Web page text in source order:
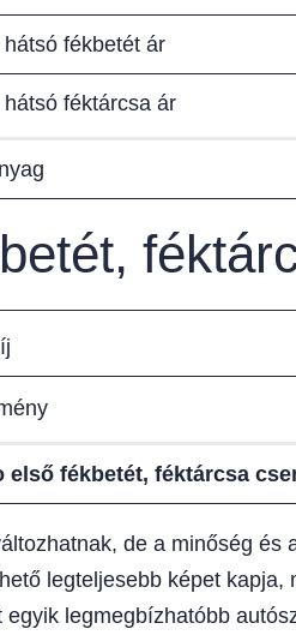
fékbetét ár
féktárcsa ár
első fékbetét, féktárcsa
de a minőség és
legteljesebb képet
egyik legmegbízhatóbb